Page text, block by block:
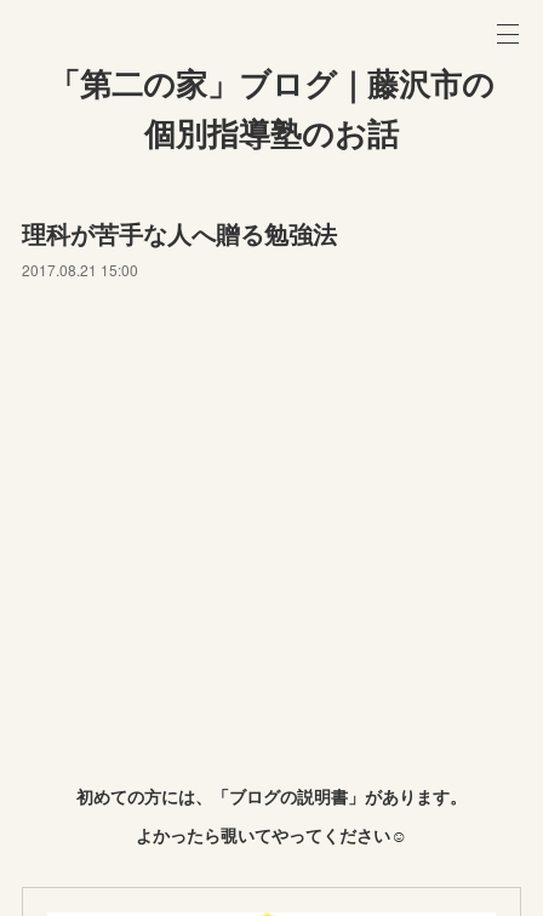
「第二の家」ブログ｜藤沢市の
個別指導塾のお話
理科が苦手な人へ贈る勉強法
2017.08.21 15:00
初めての方には、「ブログの説明書」があります。
よかったら覗いてやってください☺︎